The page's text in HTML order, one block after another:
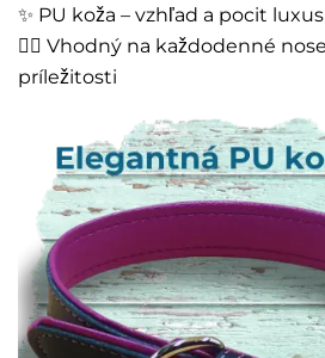
✨ PU koža – vzhľad a pocit
🚶‍♂️ Vhodný na každodenné
príležitosti